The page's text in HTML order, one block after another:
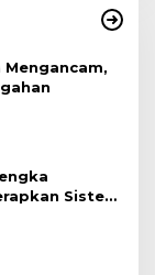
Sistem